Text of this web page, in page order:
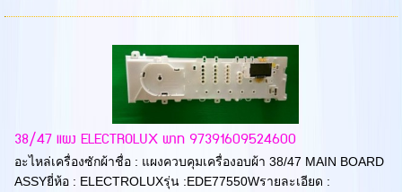
38/47 แผง ELECTROLUX พาท 97391609524600
อะไหล่เครื่องซักผ้าชื่อ : แผงควบคุมเครื่องอบผ้า 38/47 MAIN BOARD
ASSYยี่ห้อ : ELECTROLUXรุ่น :EDE77550Wรายละเอียด :